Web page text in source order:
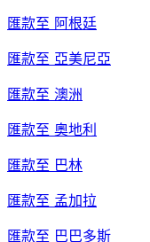
匯款至 阿根廷
匯款至 亞美尼亞
匯款至 澳洲
匯款至 奧地利
匯款至 巴林
匯款至 孟加拉
匯款至 巴巴多斯